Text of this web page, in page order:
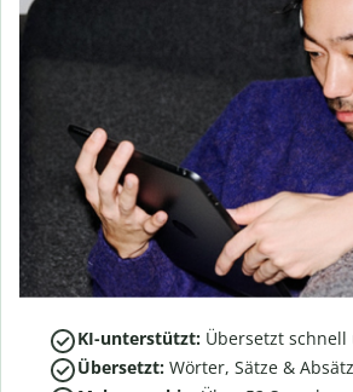
KI-unterstützt: Übersetzt schnell
Übersetzt: Wörter, Sätze &